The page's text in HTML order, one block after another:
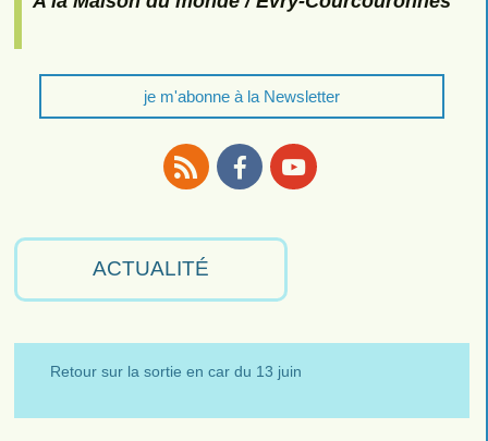
je m'abonne à la Newsletter
ACTUALITÉ
Retour sur la sortie en car du 13 juin